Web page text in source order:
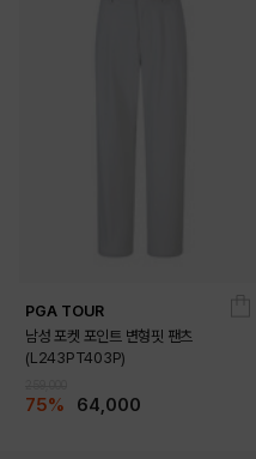
PGA TOUR
남성 포켓 포인트 변형핏 팬츠
(L243PT403P)
75% 64,000